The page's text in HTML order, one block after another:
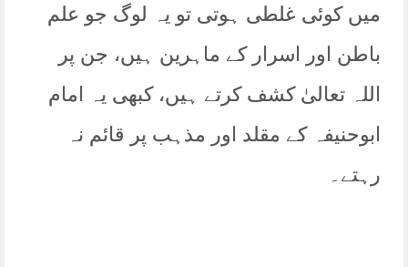
میں کوئی غلطی ہوتی تو یہ لوگ جو علم
باطن اور اسرار کے ماہرین ہیں، جن پر
اللہ تعالیٰ کشف کرتے ہیں، کبھی یہ امام
ابوحنیفہ کے مقلد اور مذہب پر قائم نہ
رہتے۔